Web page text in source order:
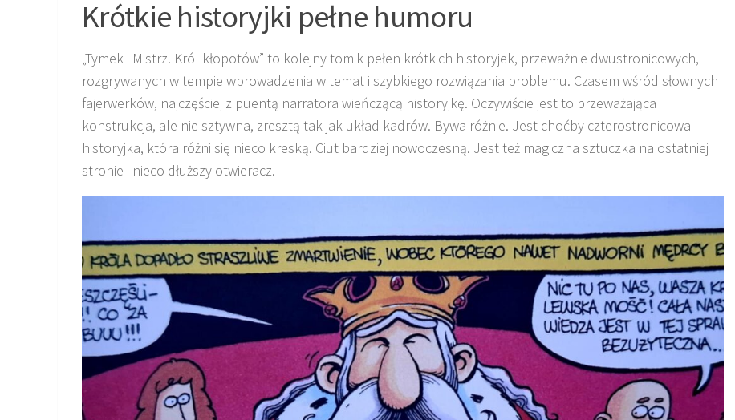
Krótkie historyjki pełne humoru
„Tymek i Mistrz. Król kłopotów” to kolejny tomik pełen krótkich historyjek, przeważnie dwustronicowych,
rozgrywanych w tempie wprowadzenia w temat i szybkiego rozwiązania problemu. Czasem wśród słownych
fajerwerków, najczęściej z puentą narratora wieńczącą historyjkę. Oczywiście jest to przeważająca
konstrukcja, ale nie sztywna, zresztą tak jak układ kadrów. Bywa różnie. Jest choćby czterostronicowa
historyjka, która różni się nieco kreską. Ciut bardziej nowoczesną. Jest też magiczna sztuczka na ostatniej
stronie i nieco dłuższy otwieracz.